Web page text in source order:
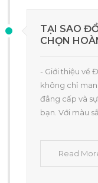
TẠI SAO
CHỌN
- Giới thiệu về
không chỉ
đẳng cấp và
bạn. Với màu
Read